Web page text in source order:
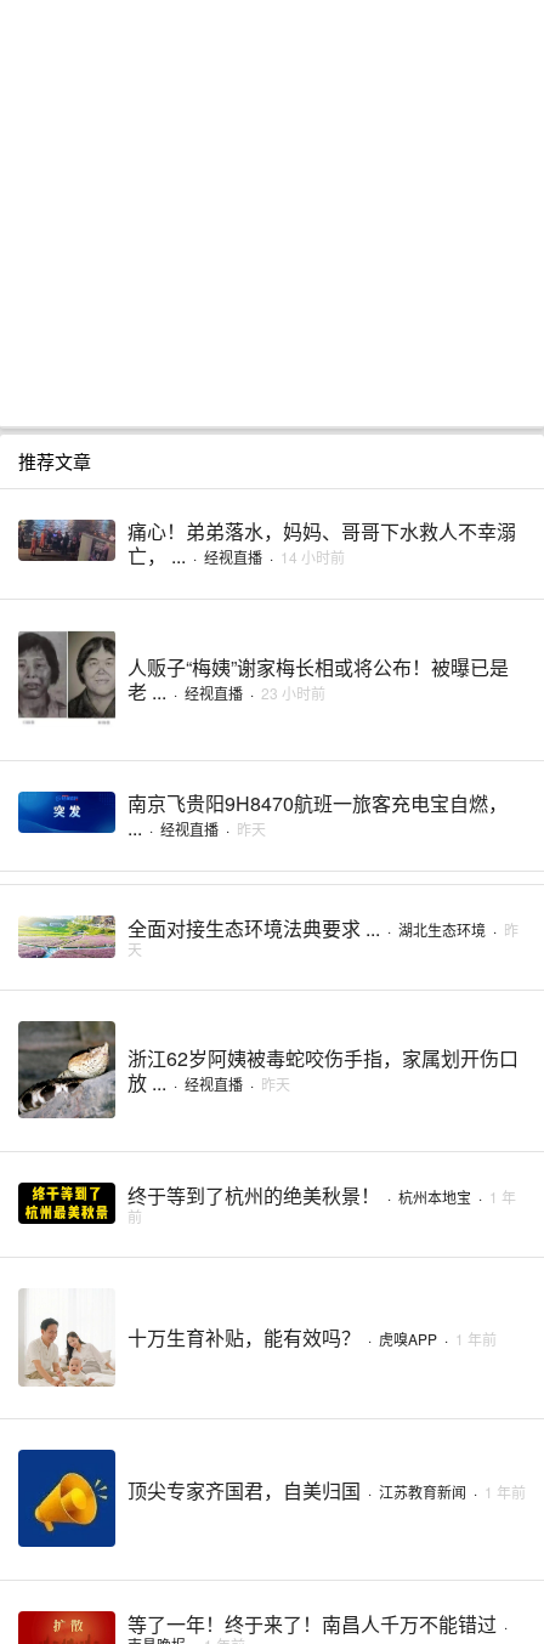
推荐文章
痛心！弟弟落水，妈妈、哥哥下水救人不幸溺
亡， ... · 经视直播 · 14 小时前
人贩子“梅姨”谢家梅长相或将公布！被曝已是
老 ... · 经视直播 · 23 小时前
南京飞贵阳9H8470航班一旅客充电宝自燃，
... · 经视直播 · 昨天
全面对接生态环境法典要求 ... · 湖北生态环境 · 昨
天
浙江62岁阿姨被毒蛇咬伤手指，家属划开伤口
放 ... · 经视直播 · 昨天
终于等到了杭州的绝美秋景！ · 杭州本地宝 · 1 年
前
十万生育补贴，能有效吗？ · 虎嗅APP · 1 年前
顶尖专家齐国君，自美归国 · 江苏教育新闻 · 1 年前
等了一年！终于来了！南昌人千万不能错过 ·